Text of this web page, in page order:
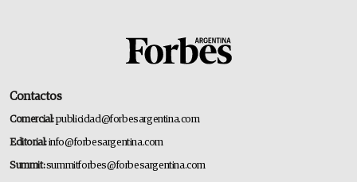
Contactos
Comercial:publicidad@forbesargentina.com
Editorial:info@forbesargentina.com
Summit:summitforbes@forbesargentina.com